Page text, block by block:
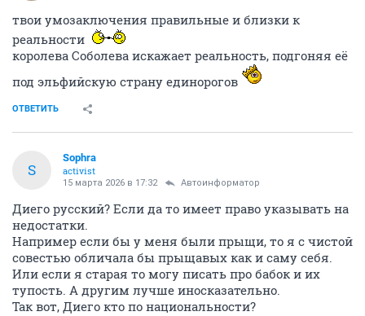
твои умозаключения правильные и близки к
реальности
королева Соболева искажает реальность, подгоняя её
под эльфийскую страну единорогов
ОТВЕТИТЬ
S
Sophra
activist
15 марта 2026 в 17:32 Автоинформатор
Диего русский? Если да то имеет право указывать на
недостатки.
Например если бы у меня были прыщи, то я с чистой
совестью обличала бы прыщавых как и саму себя.
Или если я старая то могу писать про бабок и их
тупость. А другим лучше иносказательно.
Так вот, Диего кто по национальности?